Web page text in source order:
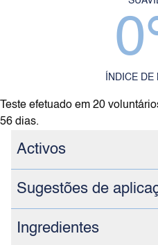
0
ÍNDICE
Teste efetuado em 20
56 dias.
Activos
Sugestões de
Ingredientes